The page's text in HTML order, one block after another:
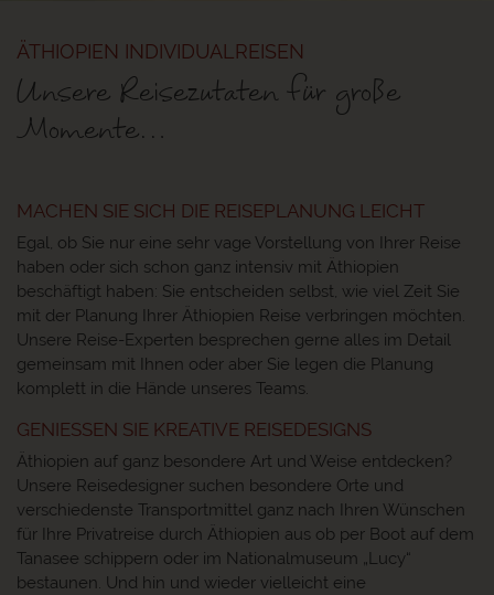
ÄTHIOPIEN INDIVIDUALREISEN
Unsere Reisezutaten für große
Momente…
MACHEN SIE SICH DIE REISEPLANUNG LEICHT
Egal, ob Sie nur eine sehr vage Vorstellung von Ihrer Reise
haben oder sich schon ganz intensiv mit Äthiopien
beschäftigt haben: Sie entscheiden selbst, wie viel Zeit Sie
mit der Planung Ihrer Äthiopien Reise verbringen möchten.
Unsere Reise-Experten besprechen gerne alles im Detail
gemeinsam mit Ihnen oder aber Sie legen die Planung
komplett in die Hände unseres Teams.
GENIESSEN SIE KREATIVE REISEDESIGNS
Äthiopien auf ganz besondere Art und Weise entdecken?
Unsere Reisedesigner suchen besondere Orte und
verschiedenste Transportmittel ganz nach Ihren Wünschen
für Ihre Privatreise durch Äthiopien aus ob per Boot auf dem
Tanasee schippern oder im Nationalmuseum „Lucy“
bestaunen. Und hin und wieder vielleicht eine